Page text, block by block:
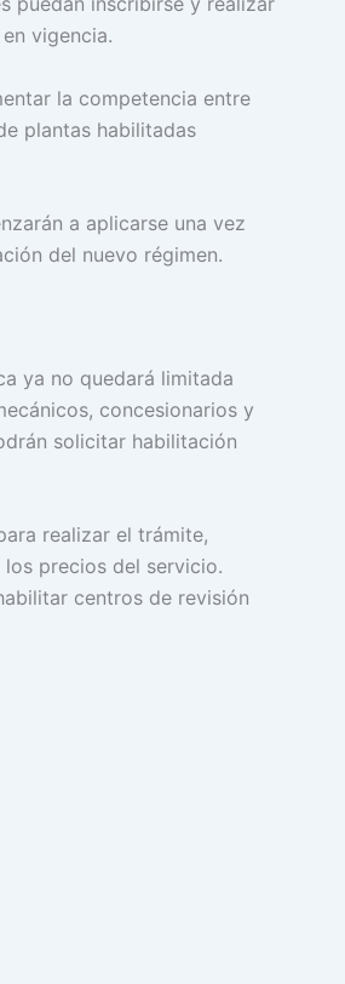
vigencia.
la competencia entre
plantas habilitadas
a aplicarse una vez
del nuevo régimen.
ya no quedará limitada
concesionarios y
solicitar habilitación
realizar el trámite,
precios del servicio.
centros de revisión